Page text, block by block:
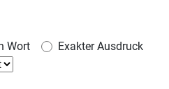
Wort
Exakter Ausdruck